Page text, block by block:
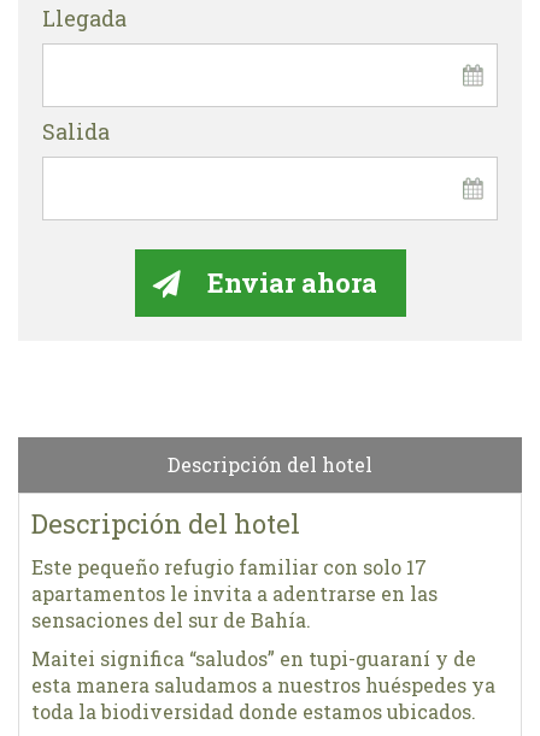
Llegada
Salida
Descripción del hotel
Descripción del hotel
Este pequeño refugio familiar con solo 17
apartamentos le invita a adentrarse en las
sensaciones del sur de Bahía.
Maitei significa “saludos” en tupi-guaraní y de
esta manera saludamos a nuestros huéspedes ya
toda la biodiversidad donde estamos ubicados.